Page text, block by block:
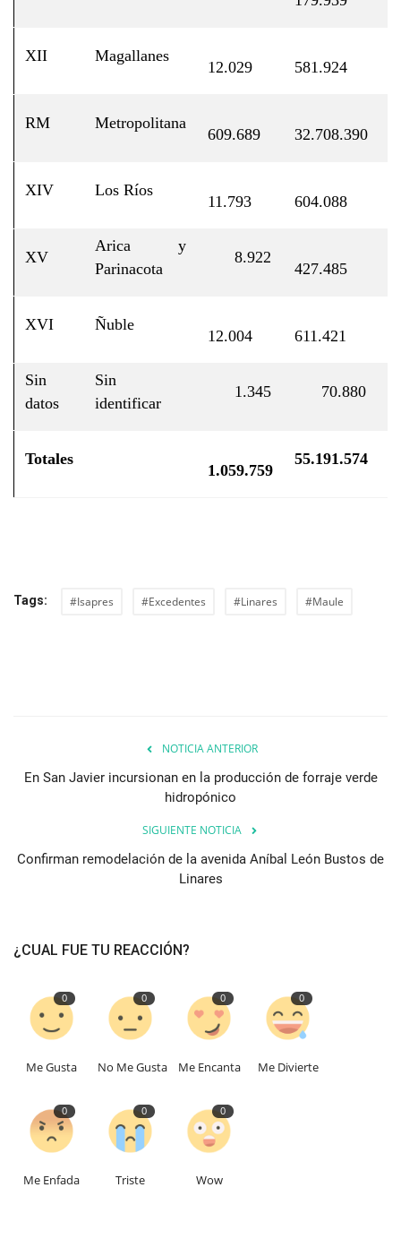
XII Magallanes
12.029 581.924
RM Metropolitana
609.689 32.708.390
XIV Los Ríos
11.793 604.088
XV
Arica y
Parinacota
8.922
427.485
XVI Ñuble
12.004 611.421
Sin
datos
Sin
identificar
1.345 70.880
Totales
1.059.759
55.191.574
Tags: #Isapres #Excedentes #Linares #Maule
NOTICIA ANTERIOR
En San Javier incursionan en la producción de forraje verde
hidropónico
SIGUIENTE NOTICIA
Confirman remodelación de la avenida Aníbal León Bustos de
Linares
¿CUAL FUE TU REACCIÓN?
0
Me Gusta
0
No Me Gusta
0
Me Encanta
0
Me Divierte
0
Me Enfada
0
Triste
0
Wow